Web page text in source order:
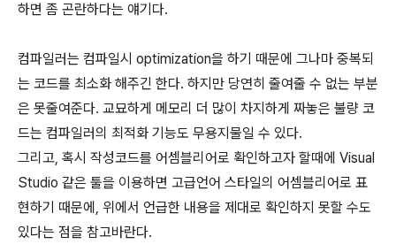
하면 좀 곤란하다는 얘기다.
컴파일러는 컴파일시 optimization을 하기 때문에 그나마 중복되
는 코드를 최소화 해주긴 한다. 하지만 당연히 줄여줄 수 없는 부분
은 못줄여준다. 교묘하게 메모리 더 많이 차지하게 짜놓은 불량 코
드는 컴파일러의 최적화 기능도 무용지물일 수 있다.
그리고, 혹시 작성코드를 어셈블리어로 확인하고자 할때에 Visual
Studio 같은 툴을 이용하면 고급언어 스타일의 어셈블리어로 표
현하기 때문에, 위에서 언급한 내용을 제대로 확인하지 못할 수도
있다는 점을 참고바란다.